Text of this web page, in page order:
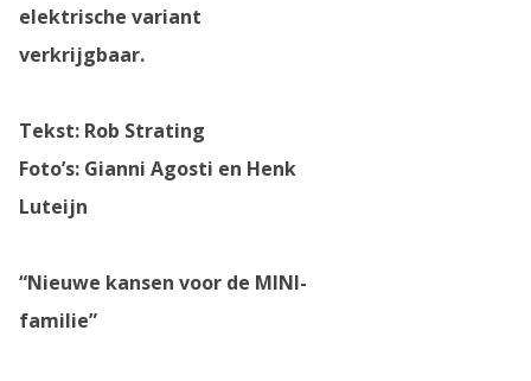
elektrische variant
verkrijgbaar.
Tekst: Rob Strating
Foto’s: Gianni Agosti en Henk
Luteijn
“Nieuwe kansen voor de MINI-
familie”